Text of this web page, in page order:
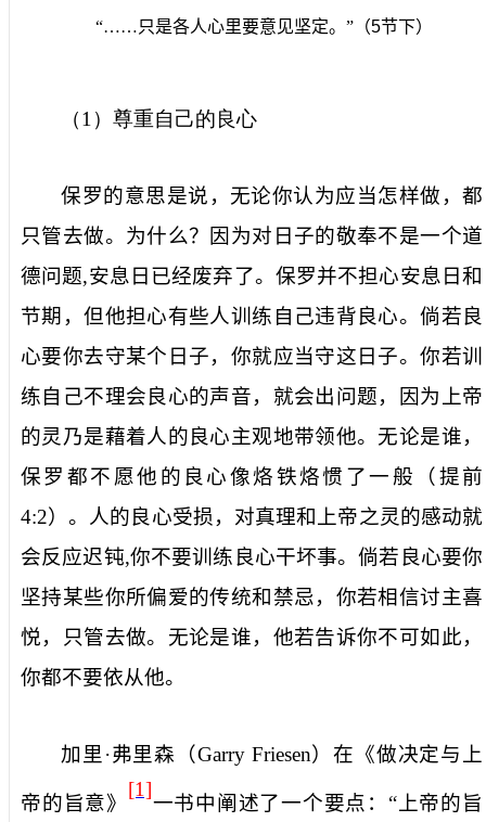
“……只是各人心里要意见坚定。”（5节下）
（1 ）尊重自己的良心
保罗的意思是说，无论你认为应当怎样做，都
只管去做。为什么？因为对日子的敬奉不是一个道
德问题,安息日已经废弃了。保罗并不担心安息日和
节期，但他担心有些人训练自己违背良心。倘若良
心要你去守某个日子，你就应当守这日子。你若训
练自己不理会良心的声音，就会出问题，因为上帝
的灵乃是藉着人的良心主观地带领他。无论是谁，
保罗都不愿他的良心像烙铁烙惯了一般（提前
4:2）。人的良心受损，对真理和上帝之灵的感动就
会反应迟钝,你不要训练良心干坏事。倘若良心要你
坚持某些你所偏爱的传统和禁忌，你若相信讨主喜
悦，只管去做。无论是谁，他若告诉你不可如此，
你都不要依从他。
加里·弗里森（Garry Friesen）在《做决定与上
帝的旨意》
[1]
一书中阐述了一个要点：“上帝的旨